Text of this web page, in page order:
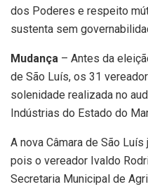
dos Poderes e respeito
sustenta sem
Mudança – Antes da
de São Luís, os 31
solenidade realizada no
Indústrias do Estado do
A nova Câmara de São
pois o vereador Ivaldo
Secretaria Municipal de